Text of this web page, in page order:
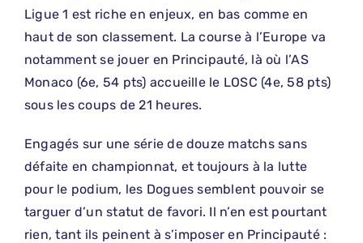
Ligue 1 est riche en enjeux, en bas comme en
haut de son classement. La course à l’Europe va
notamment se jouer en Principauté, là où l’AS
Monaco (6e, 54 pts) accueille le LOSC (4e, 58 pts)
sous les coups de 21 heures.
Engagés sur une série de douze matchs sans
défaite en championnat, et toujours à la lutte
pour le podium, les Dogues semblent pouvoir se
targuer d’un statut de favori. Il n’en est pourtant
rien, tant ils peinent à s’imposer en Principauté :